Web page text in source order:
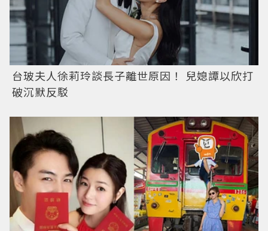
台玻夫人徐莉玲談長子離世原因！ 兒媳譚以欣打
破沉默反駁